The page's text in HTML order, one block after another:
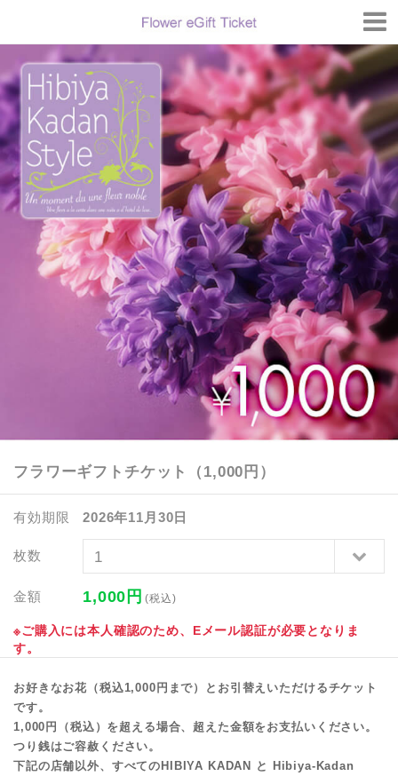
トップページ
FAQ
購入履歴
法人のお客様
フラワーギフトチケット（1,000円）
有効期限 2026年11月30日
枚数
金額 1,000 円 (税込)
※ご購入には本人確認のため、Eメール認証が必要となりま
す。
お好きなお花（税込1,000円まで）とお引替えいただけるチケット
です。
1,000円（税込）を超える場合、超えた金額をお支払いください。
つり銭はご容赦ください。
下記の店舗以外、すべてのHIBIYA KADAN と Hibiya-Kadan